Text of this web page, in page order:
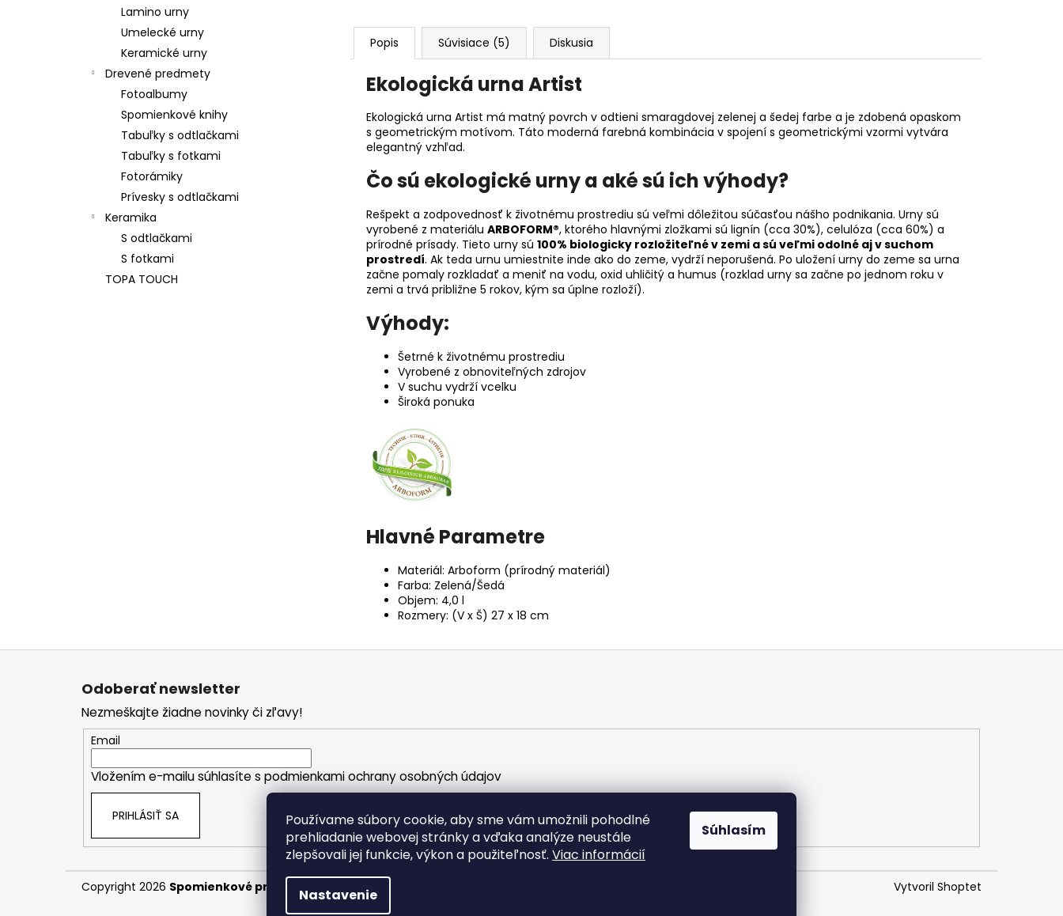
Používame súbory cookie, aby sme vám umožnili pohodlné
prehliadanie webovej stránky a vďaka analýze neustále
zlepšovali jej funkcie, výkon a použiteľnosť. Viac informácií
Nastavenie
Súhlasím
Lamino urny
Umelecké urny
Keramické urny
Drevené predmety
Fotoalbumy
Spomienkové knihy
Tabuľky s odtlačkami
Tabuľky s fotkami
Fotorámiky
Prívesky s odtlačkami
Keramika
S odtlačkami
S fotkami
TOPA TOUCH
Popis Súvisiace (5) Diskusia
Ekologická urna Artist
Ekologická urna Artist má matný povrch v odtieni smaragdovej zelenej a šedej farbe a je zdobená opaskom
s geometrickým motívom. Táto moderná farebná kombinácia v spojení s geometrickými vzormi vytvára
elegantný vzhľad.
Čo sú ekologické urny a aké sú ich výhody?
Rešpekt a zodpovednosť k životnému prostrediu sú veľmi dôležitou súčasťou nášho podnikania. Urny sú
vyrobené z materiálu ARBOFORM®, ktorého hlavnými zložkami sú lignín (cca 30%), celulóza (cca 60%) a
prírodné prísady. Tieto urny sú 100% biologicky rozložiteľné v zemi a sú veľmi odolné aj v suchom
prostredí. Ak teda urnu umiestnite inde ako do zeme, vydrží neporušená. Po uložení urny do zeme sa urna
začne pomaly rozkladať a meniť na vodu, oxid uhličitý a humus (rozklad urny sa začne po jednom roku v
zemi a trvá približne 5 rokov, kým sa úplne rozloží).
Výhody:
Šetrné k životnému prostrediu
Vyrobené z obnoviteľných zdrojov
V suchu vydrží vcelku
Široká ponuka
Hlavné Parametre
Materiál: Arboform (prírodný materiál)
Farba: Zelená/Šedá
Objem: 4,0 l
Rozmery: (V x Š) 27 x 18 cm
Z
Odoberať newsletter
Nezmeškajte žiadne novinky či zľavy!
Email
Vložením e-mailu súhlasíte spodmienkami ochrany osobných údajov
PRIHLÁSIŤ SA
Vytvoril Shoptet
Copyright 2026 Spomienkové predmety . Všetky práva vyhradené.